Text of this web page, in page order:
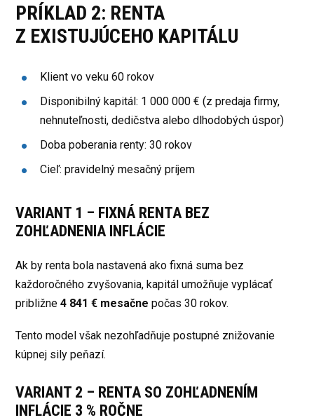
PRÍKLAD 2: RENTA
Z EXISTUJÚCEHO KAPITÁLU
Klient vo veku 60 rokov
Disponibilný kapitál: 1 000 000 € (z predaja firmy,
nehnuteľnosti, dedičstva alebo dlhodobých úspor)
Doba poberania renty: 30 rokov
Cieľ: pravidelný mesačný príjem
VARIANT 1 – FIXNÁ RENTA BEZ
ZOHĽADNENIA INFLÁCIE
Ak by renta bola nastavená ako fixná suma bez
každoročného zvyšovania, kapitál umožňuje vyplácať
približne4 841 € mesačne počas 30 rokov.
Tento model však nezohľadňuje postupné znižovanie
kúpnej sily peňazí.
VARIANT 2 – RENTA SO ZOHĽADNENÍM
INFLÁCIE 3 % ROČNE